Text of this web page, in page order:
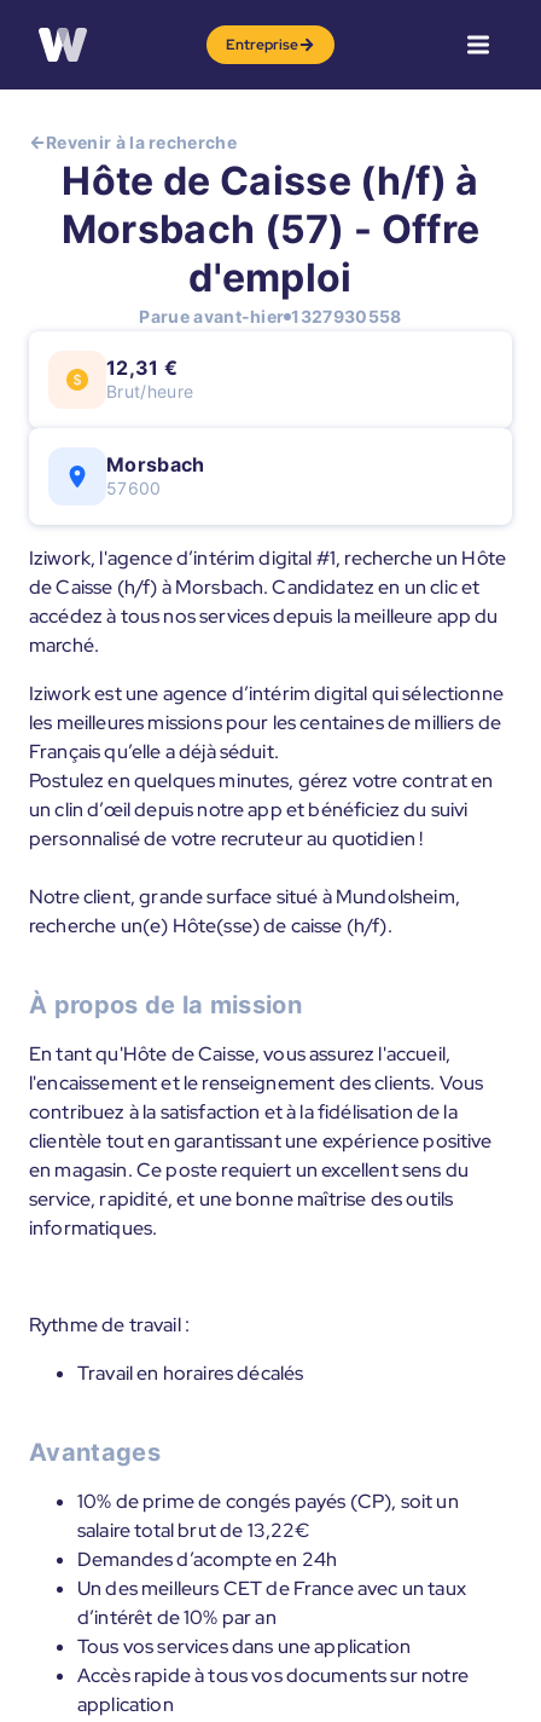
Entreprise
Revenir à la recherche
Hôte de Caisse (h/f) à
Morsbach (57) - Offre
d'emploi
Parue avant-hier 1327930558
12,31 €
Brut/heure
Morsbach
57600
Iziwork, l'agence d’intérim digital #1, recherche un Hôte
de Caisse (h/f) à Morsbach. Candidatez en un clic et
accédez à tous nos services depuis la meilleure app du
marché.
Iziwork est une agence d’intérim digital qui sélectionne
les meilleures missions pour les centaines de milliers de
Français qu’elle a déjà séduit.
Postulez en quelques minutes, gérez votre contrat en
un clin d’œil depuis notre app et bénéficiez du suivi
personnalisé de votre recruteur au quotidien !
Notre client, grande surface situé à Mundolsheim,
recherche un(e) Hôte(sse) de caisse (h/f).
À propos de la mission
En tant qu'Hôte de Caisse, vous assurez l'accueil,
l'encaissement et le renseignement des clients. Vous
contribuez à la satisfaction et à la fidélisation de la
clientèle tout en garantissant une expérience positive
en magasin. Ce poste requiert un excellent sens du
service, rapidité, et une bonne maîtrise des outils
informatiques.
Rythme de travail :
Travail en horaires décalés
Avantages
10% de prime de congés payés (CP), soit un
salaire total brut de 13,22€
Demandes d’acompte en 24h
Un des meilleurs CET de France avec un taux
d’intérêt de 10% par an
Tous vos services dans une application
Accès rapide à tous vos documents sur notre
application